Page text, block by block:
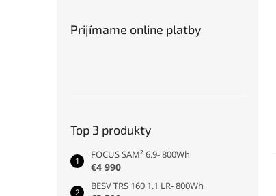
Prijímame online platby
Top 3 produkty
FOCUS SAM² 6.9- 800Wh
€4 990
BESV TRS 160 1.1 LR- 800Wh